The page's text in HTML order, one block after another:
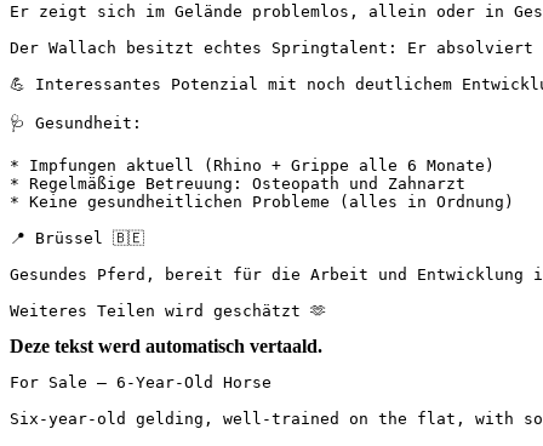
Er zeigt sich im Gelände problemlos, allein oder in
Der Wallach besitzt echtes Springtalent: Er
💪 Interessantes Potenzial mit noch deutlichem
🩺 Gesundheit:
* Impfungen aktuell (Rhino + Grippe alle 6 Monate)
* Regelmäßige Betreuung: Osteopath und Zahnarzt
* Keine gesundheitlichen Probleme (alles in Ordnung)
📍 Brüssel 🇧🇪
Gesundes Pferd, bereit für die Arbeit und Entwicklung
Weiteres Teilen wird geschätzt 🫶
Deze tekst werd automatisch vertaald.
For Sale – 6-Year-Old Horse
Six-year-old gelding, well-trained on the flat, with